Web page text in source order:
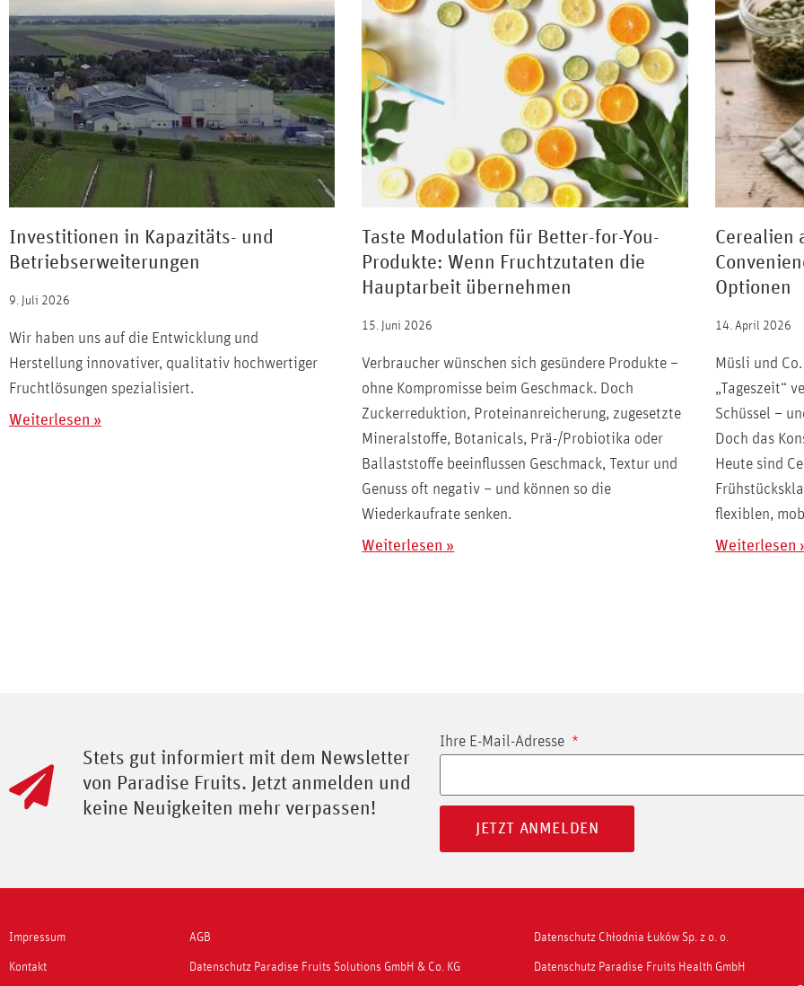
Investitionen in Kapazitäts- und
Betriebserweiterungen
9. Juli 2026
Wir haben uns auf die Entwicklung und
Herstellung innovativer, qualitativ hochwertiger
Fruchtlösungen spezialisiert.
Weiterlesen »
Taste Modulation für Better-for-You-
Produkte: Wenn Fruchtzutaten die
Hauptarbeit übernehmen
15. Juni 2026
Verbraucher wünschen sich gesündere Produkte –
ohne Kompromisse beim Geschmack. Doch
Zuckerreduktion, Proteinanreicherung, zugesetzte
Mineralstoffe, Botanicals, Prä-/Probiotika oder
Ballaststoffe beeinflussen Geschmack, Textur und
Genuss oft negativ – und können so die
Wiederkaufrate senken.
Weiterlesen »
Cerealien
Optionen
14. April 2026
Müsli und
„Tageszeit“
Schüssel –
Doch das
Heute sind
flexiblen,
Weiterlesen
Stets gut informiert mit dem Newsletter
von Paradise Fruits. Jetzt anmelden und
keine Neuigkeiten mehr verpassen!
Ihre E-Mail-Adresse
JETZT ANMELDEN
Impressum
Kontakt
AGB
Datenschutz Paradise Fruits Solutions GmbH & Co. KG
Datenschutz Chłodnia Łuków Sp. z o. o.
Datenschutz Paradise Fruits Health GmbH